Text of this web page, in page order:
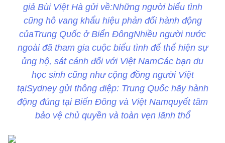
giả Bùi Việt Hà gửi về:Những người biểu tình
cũng hô vang khẩu hiệu phản đối hành động
củaTrung Quốc ở Biển ĐôngNhiều người nước
ngoài đã tham gia cuộc biểu tình để thể hiện sự
ủng hộ, sát cánh đối với Việt NamCác bạn du
học sinh cũng như cộng đồng người Việt
tạiSydney gửi thông điệp: Trung Quốc hãy hành
động đúng tại Biển Đông và Việt Namquyết tâm
bảo vệ chủ quyền và toàn vẹn lãnh thổ